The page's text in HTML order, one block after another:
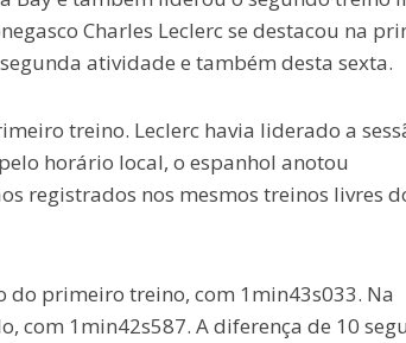
Charles Leclerc se destacou na
atividade e também desta sexta.
treino. Leclerc havia liderado a
horário local, o espanhol anotou
registrados nos mesmos treinos livres
do primeiro treino, com 1min43s033. Na
com 1min42s587. A diferença de 10